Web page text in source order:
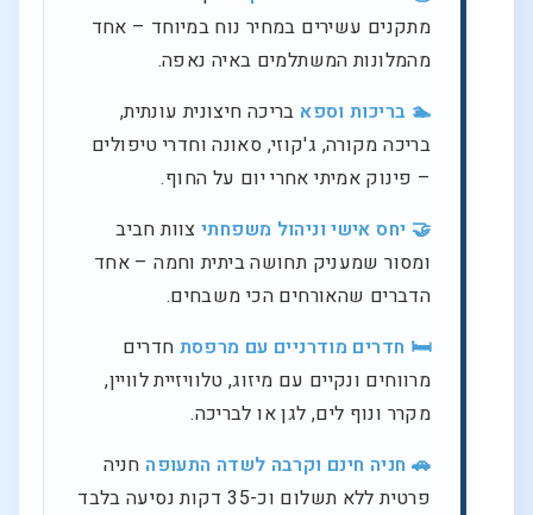
מתקנים עשירים במחיר נוח במיוחד – אחד
מהמלונות המשתלמים באיה נאפה.
🏊 בריכות וספא בריכה חיצונית עונתית,
בריכה מקורה, ג'קוזי, סאונה וחדרי טיפולים
– פינוק אמיתי אחרי יום על החוף.
🤝 יחס אישי וניהול משפחתי צוות חביב
ומסור שמעניק תחושה ביתית וחמה – אחד
הדברים שהאורחים הכי משבחים.
🛏️ חדרים מודרניים עם מרפסת חדרים
מרווחים ונקיים עם מיזוג, טלוויזיית לוויין,
מקרר ונוף לים, לגן או לבריכה.
🚗 חניה חינם וקרבה לשדה התעופה חניה
פרטית ללא תשלום וכ-35 דקות נסיעה בלבד